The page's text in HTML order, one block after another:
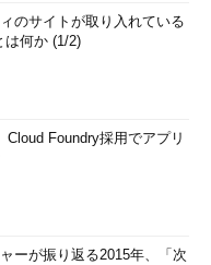
のサイトが取り入れている
は何か (1/2)
Foundry採用でアプリ
ーが振り返る2015年、「次